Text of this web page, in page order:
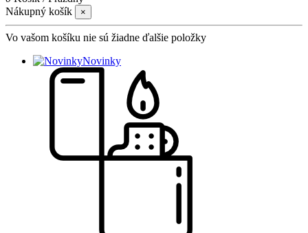
Nákupný košík
×
Vo vašom košíku nie sú žiadne ďalšie položky
Novinky